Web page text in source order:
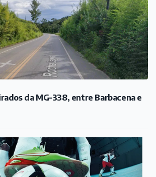
da MG-338, entre Barbacena e